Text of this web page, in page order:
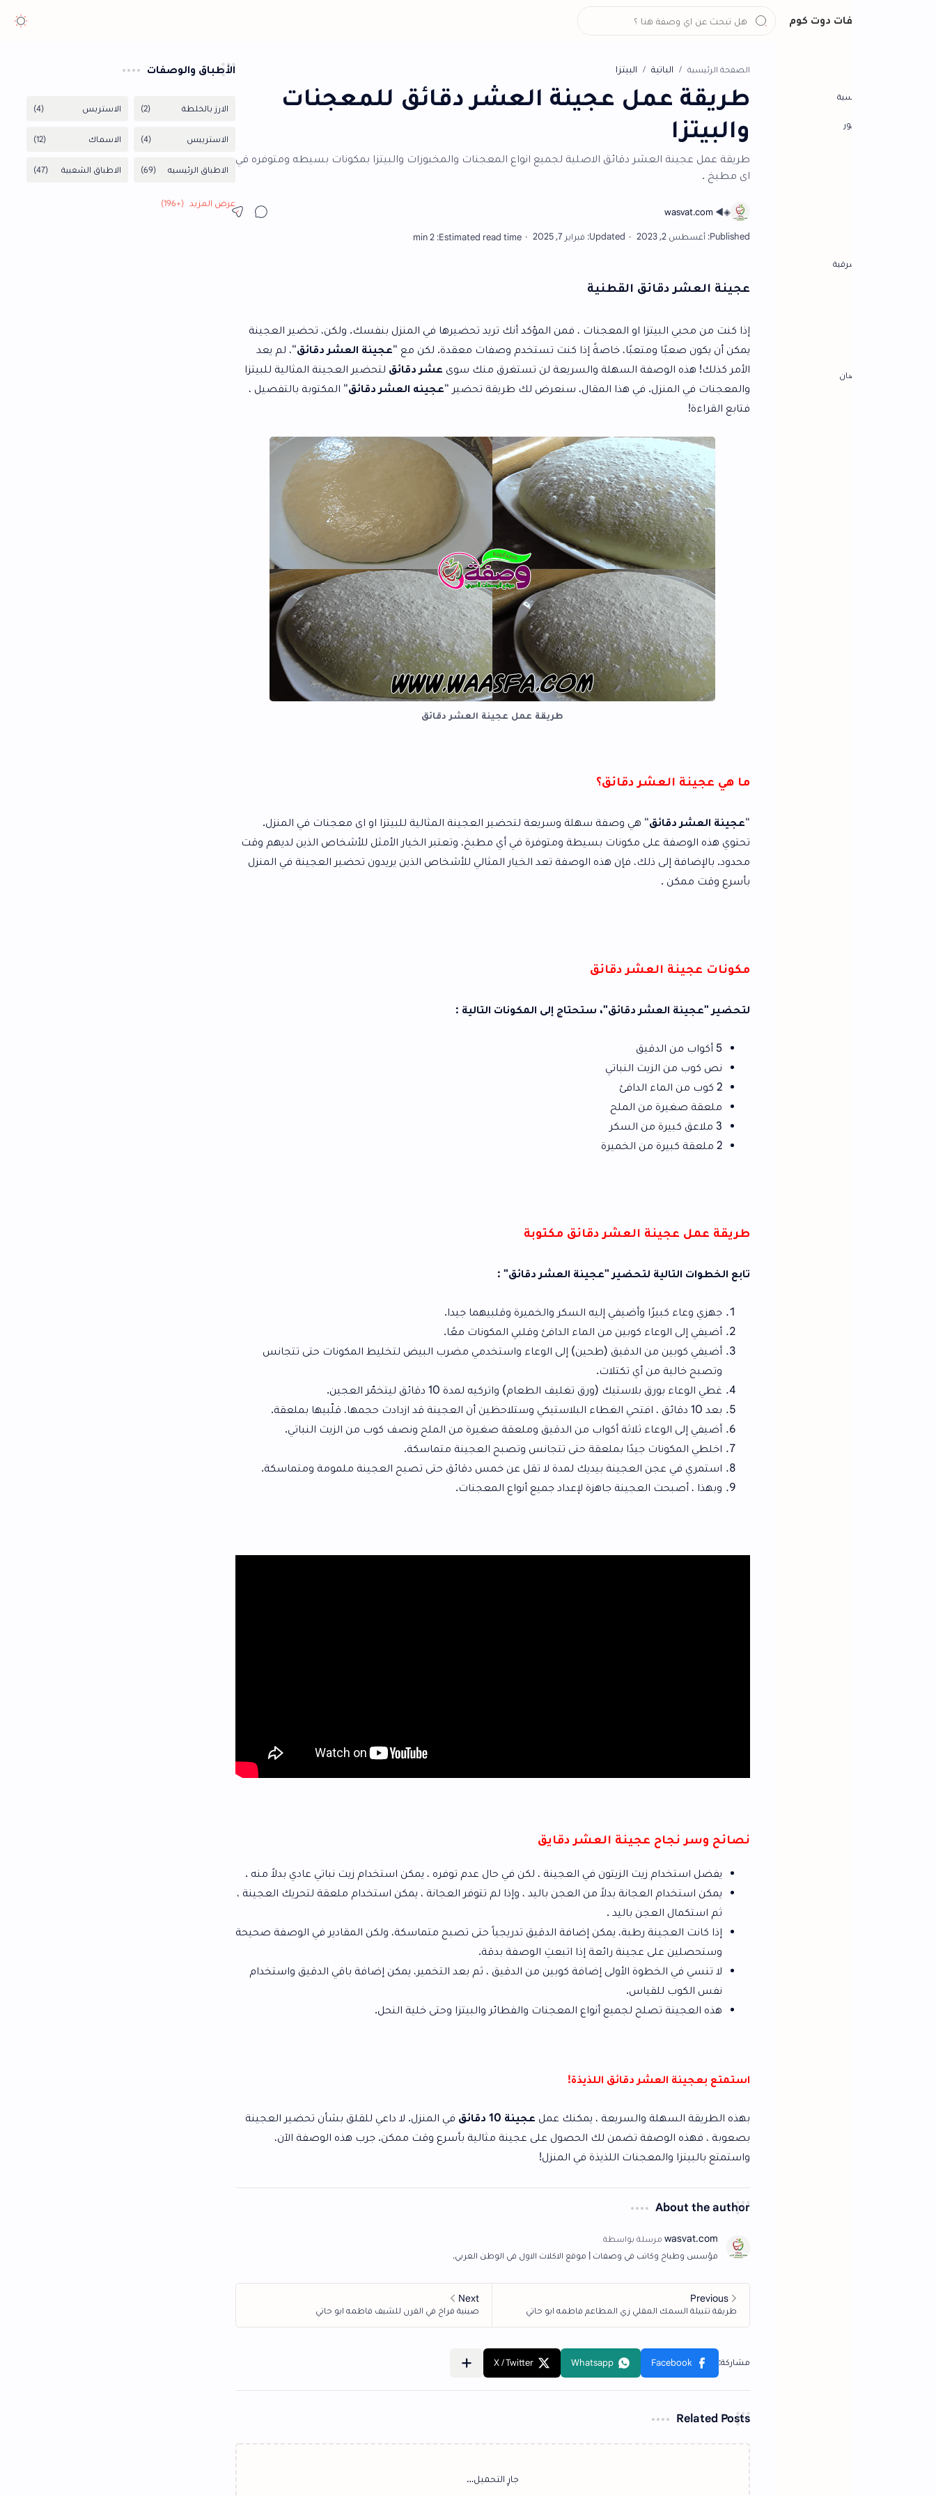
الباتية البيتزا
طريقة عمل عجينة العشر دقائق للمعجنات
طريقة عمل عجينة العشر دقائق الاصلية لجميع انواع المعجنات والمخبوزات والبيتزا بمكونات بسيطه ومتوفره في
عجينة العشر دقائق القطنية
إذا كنت من محبي البيتزا او المعجنات ، فمن المؤكد أنك تريد تحضيرها في المنزل بنفسك. ولكن، تحضير العجينة
يمكن أن يكون صعبًا ومتعبًا، خاصةً إذا كنت تستخدم وصفات معقدة. لكن مع "عجينة العشر دقائق"، لم يعد
الأمر كذلك! هذه الوصفة السهلة والسريعة لن تستغرق منك سوىعشر دقائق لتحضير العجينة المثالية للبيتزا
والمعجنات في المنزل. في هذا المقال، سنعرض لك طريقة تحضير "عجينه العشر دقائق" المكتوبة بالتفصيل ،
طريقة عمل عجينة العشر دقائق
ما هي عجينة العشر دقائق؟
عجينة العشر دقائق" هي وصفة سهلة وسريعة لتحضير العجينة المثالية للبيتزا او اى معجنات في المنزل.
تحتوي هذه الوصفة على مكونات بسيطة ومتوفرة في أي مطبخ، وتعتبر الخيار الأمثل للأشخاص الذين لديهم وقت
محدود. بالإضافة إلى ذلك، فإن هذه الوصفة تعد الخيار المثالي للأشخاص الذين يريدون تحضير العجينة في المنزل
بأسرع وقت ممكن .
مكونات عجينة العشر دقائق
لتحضير "عجينة العشر دقائق"، ستحتاج إلى المكونات التالية :
نص كوب من الزيت النباتي
ملعقة صغيرة من الملح
طريقة عمل عجينة العشر دقائق مكتوبة
تابع الخطوات التالية لتحضير "عجينة العشر دقائق" :
جهزي وعاء كبيرًا وأضيفي إليه السكر والخميرة وقلبيهما جيدا.
أضيفي إلى الوعاء كوبين من الماء الدافئ وقلبي المكونات معًا.
أضيفي كوبين من الدقيق (طحين) إلى الوعاء واستخدمي مضرب البيض لتخليط المكونات حتى تتجانس
وتصبح خالية من أي تكتلات.
غطي الوعاء بورق بلاستيك (ورق تغليف الطعام) واتركيه لمدة 10 دقائق ليتخمّر العجين.
أضيفي إلى الوعاء ثلاثة أكواب من الدقيق وملعقة صغيرة من الملح ونصف كوب من الزيت النباتي.
اخلطي المكونات جيدًا بملعقة حتى تتجانس وتصبح العجينة متماسكة.
استمري في عجن العجينة بيديك لمدة لا تقل عن خمس دقائق حتى تصبح العجينة ملمومة ومتماسكة.
وبهذا ، أصبحت العجينة جاهزة لإعداد جميع أنواع المعجنات.
نصائح وسر نجاح عجينة العشر دقايق
يفضل استخدام زيت الزيتون في العجينة ، لكن في حال عدم توفره ، يمكن استخدام زيت نباتي عادي بدلاً منه .
يمكن استخدام العجانة بدلاً من العجن باليد ، وإذا لم تتوفر العجانة ، يمكن استخدام ملعقة لتحريك العجينة ،
ثم استكمال العجن باليد .
إذا كانت العجينة رطبة، يمكن إضافة الدقيق تدريجياً حتى تصبح متماسكة، ولكن المقادير في الوصفة صحيحة
وستحصلين على عجينة رائعة إذا اتبعتِ الوصفة بدقة.
لا تنسي في الخطوة الأولى إضافة كوبين من الدقيق ، ثم بعد التخمير، يمكن إضافة باقي الدقيق واستخدام
نفس الكوب للقياس.
هذه العجينة تصلح لجميع أنواع المعجنات والفطائر والبيتزا وحتى خلية النحل.
استمتع بعجينة العشر دقائق اللذيذة!
بهذه الطريقة السهلة والسريعة ، يمكنك عمل عجينة 10 دقائق
في المنزل. لا داعي للقلق بشأن تحضير العجينة
بصعوبة ، فهذه الوصفة تضمن لك الحصول على عجينة مثالية بأسرع وقت ممكن. جرب هذه الوصفة الآن،
واستمتع بالبيتزا والمعجنات اللذيذة في المنزل!
About the author
مؤسس وطباخ وكاتب في وصفات | موقع الاكلات الاول في الوطن العربي.
الأطباق والوصفات